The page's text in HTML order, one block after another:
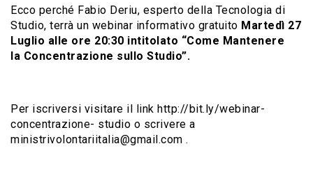
Ecco perché Fabio Deriu, esperto della Tecnologia di
Studio, terrà un webinar informativo gratuito Martedì 27
Luglio alle ore 20:30 intitolato “Come Mantenere
la Concentrazione sullo Studio”.
Per iscriversi visitare il link http://bit.ly/webinar-
concentrazione- studio o scrivere a
ministrivolontariitalia@gmail.com .